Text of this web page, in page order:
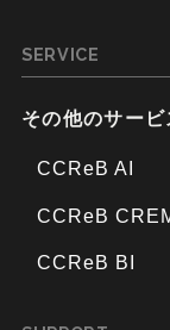
SERVICE
その他のサー
CCReB AI
CCReB
CCReB BI